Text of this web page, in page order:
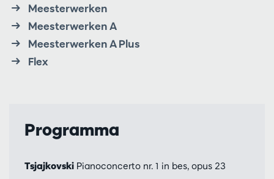
Meesterwerken
Meesterwerken A
Meesterwerken A Plus
Flex
Programma
Tsjajkovski Pianoconcerto nr. 1 in bes, opus 23